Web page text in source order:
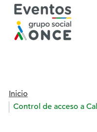
Estás en:
Inicio